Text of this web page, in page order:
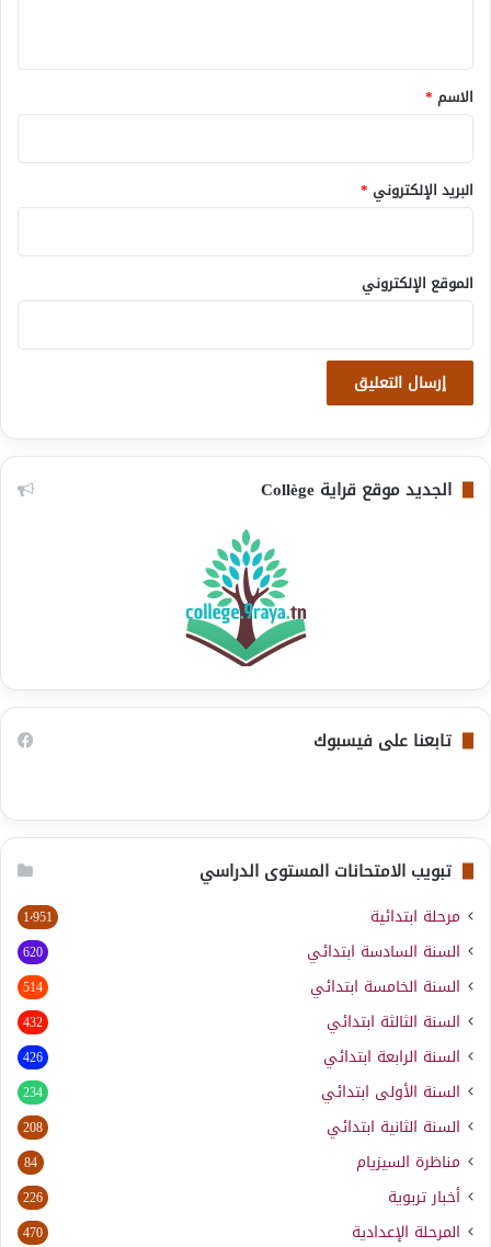
*
الاسم *
البريد الإلكتروني *
الموقع الإلكتروني
الجديد موقع قراية Collège
تابعنا على فيسبوك
تبويب الامتحانات المستوى الدراسي
مرحلة ابتدائية 1٬951
السنة السادسة ابتدائي 620
السنة الخامسة ابتدائي 514
السنة الثالثة ابتدائي 432
السنة الرابعة ابتدائي 426
السنة الأولى ابتدائي 234
السنة الثانية ابتدائي 208
مناظرة السيزيام 84
أخبار تربوية 226
المرحلة الإعدادية 470